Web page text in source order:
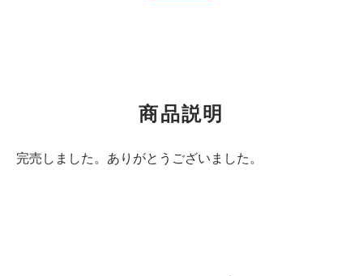
商品説明
完売しました。ありがとうございました。